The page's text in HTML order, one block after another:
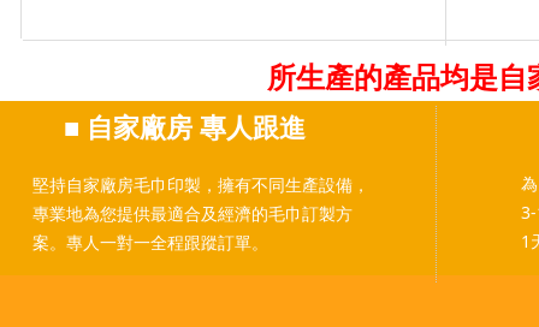
所生產的產品均是
■ 自家廠房 專人跟進
1
堅持自家廠房毛巾印製，擁有不同生產設備，
專業地為您提供最適合及經濟的毛巾訂製方
案。專人一對一全程跟蹤訂單。